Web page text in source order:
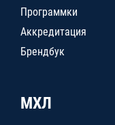
Программки
Аккредитация
Брендбук
МХЛ